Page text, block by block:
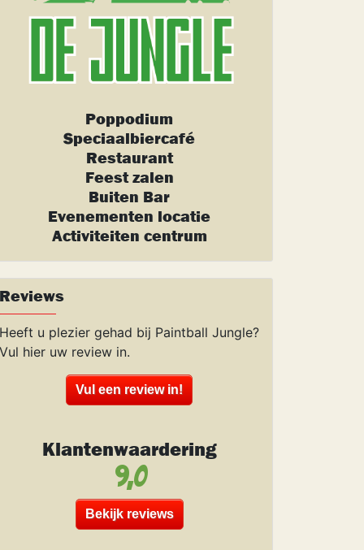
Poppodium
Speciaalbiercafé
Restaurant
Feest zalen
Buiten Bar
Evenementen locatie
Activiteiten centrum
Reviews
Heeft u plezier gehad bij Paintball Jungle?
Vul hier uw review in.
Vul een review in!
Klantenwaardering
9,0
Bekijk reviews